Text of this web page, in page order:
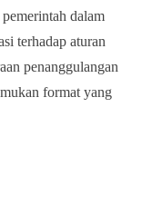
dalam
terhadap aturan
penanggulangan
format yang